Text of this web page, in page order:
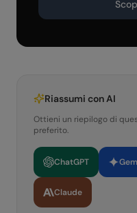
Riassumi con AI
Ottieni un riepilogo di
preferito.
ChatGPT
Claude